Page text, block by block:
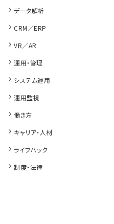
データ解析
CRM／ERP
VR／AR
運用・管理
システム運用
運用監視
働き方
キャリア・人材
ライフハック
制度・法律